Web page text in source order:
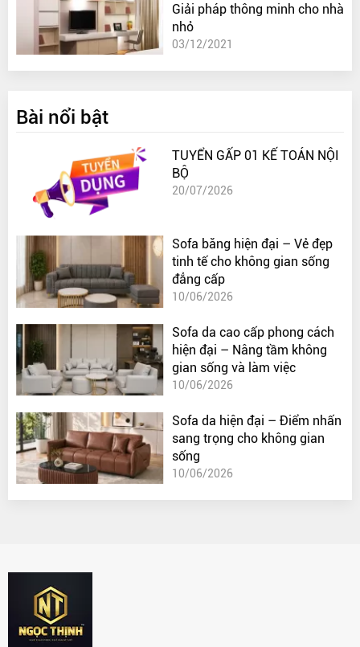
Giải pháp thông minh cho nhà
nhỏ
03/12/2021
Bài nổi bật
TUYỂN GẤP 01 KẾ TOÁN NỘI
BỘ
20/07/2026
Sofa băng hiện đại – Vẻ đẹp
tinh tế cho không gian sống
đẳng cấp
10/06/2026
Sofa da cao cấp phong cách
hiện đại – Nâng tầm không
gian sống và làm việc
10/06/2026
Sofa da hiện đại – Điểm nhấn
sang trọng cho không gian
sống
10/06/2026